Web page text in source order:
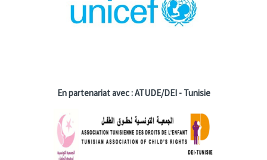
En partenariat avec : ATUDE/DEI - Tunisie